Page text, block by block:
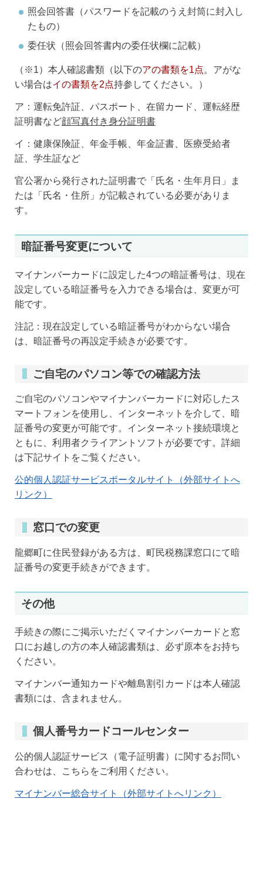
照会回答書（パスワードを記載のうえ封筒に封入し
たもの）
委任状（照会回答書内の委任状欄に記載）
（※1）本人確認書類（以下のアの書類を1点。アがな
い場合はイの書類を2点持参してください。）
ア：運転免許証、パスポート、在留カード、運転経歴
証明書など顔写真付き身分証明書
イ：健康保険証、年金手帳、年金証書、医療受給者
証、学生証など
官公署から発行された証明書で「氏名・生年月日」ま
たは「氏名・住所」が記載されている必要がありま
す。
暗証番号変更について
マイナンバーカードに設定した4つの暗証番号は、現在
設定している暗証番号を入力できる場合は、変更が可
能です。
注記：現在設定している暗証番号がわからない場合
は、暗証番号の再設定手続きが必要です。
ご自宅のパソコン等での確認方法
ご自宅のパソコンやマイナンバーカードに対応したス
マートフォンを使用し、インターネットを介して、暗
証番号の変更が可能です。インターネット接続環境と
ともに、利用者クライアントソフトが必要です。詳細
は下記サイトをご覧ください。
公的個人認証サービスポータルサイト（外部サイトへ
リンク）
窓口での変更
龍郷町に住民登録がある方は、町民税務課窓口にて暗
証番号の変更手続きができます。
その他
手続きの際にご掲示いただくマイナンバーカードと窓
口にお越しの方の本人確認書類は、必ず原本をお持ち
ください。
マイナンバー通知カードや離島割引カードは本人確認
書類には、含まれません。
個人番号カードコールセンター
公的個人認証サービス（電子証明書）に関するお問い
合わせは、こちらをご利用ください。
マイナンバー総合サイト（外部サイトへリンク）